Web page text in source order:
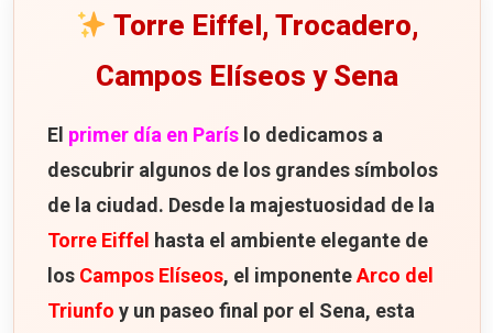
Torre Eiffel, Trocadero,
Campos Elíseos y Sena
El primer día en París lo dedicamos a
descubrir algunos de los grandes símbolos
de la ciudad. Desde la majestuosidad de la
Torre Eiffel hasta el ambiente elegante de
los Campos Elíseos, el imponenteArco del
Triunfo y un paseo final por el Sena, esta